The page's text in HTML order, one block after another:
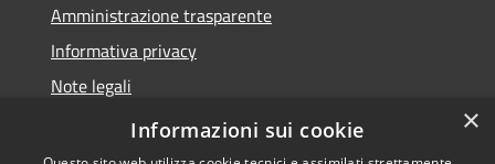
Amministrazione trasparente
Informativa privacy
Note legali
Dichiarazione di accessibilità
×
Informazioni sui cookie